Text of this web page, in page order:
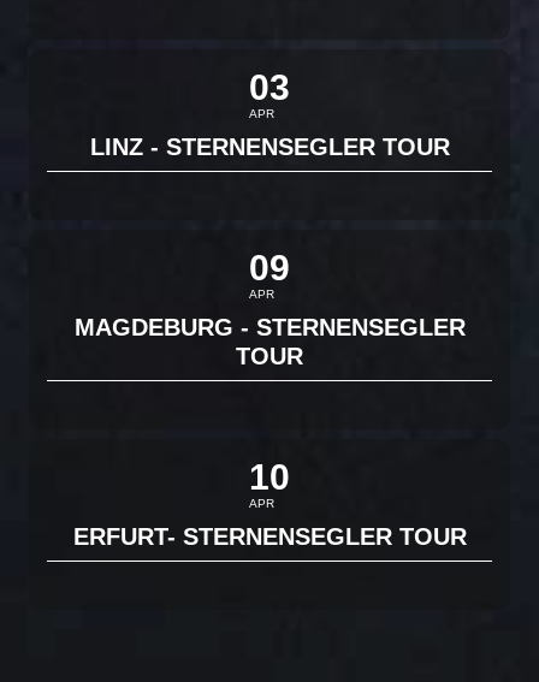
03
APR
LINZ - STERNENSEGLER TOUR
09
APR
MAGDEBURG - STERNENSEGLER
TOUR
10
APR
ERFURT- STERNENSEGLER TOUR